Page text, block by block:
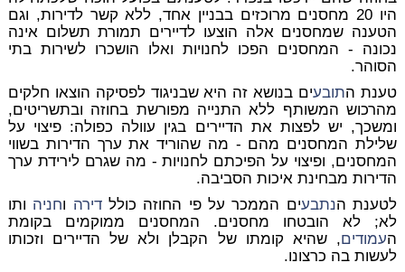
היו 20 מחסנים מרוכזים בבניין אחד, ללא קשר לדירות, וגם
הטענה שמחסנים אלה הוצעו לדיירים תמורת תשלום אינה
נכונה - המחסנים הפכו לחנויות ואלו הושכרו לשירות בתי
הסוהר.
טענת התובעים בנושא זה היא שבניגוד לפסיקה הוצאו חלקים
מהרכוש המשותף ללא התנייה מפורשת בחוזה ובתשריטים,
ומשכך, יש לפצות את הדיירים בגין עוולה כפולה: פיצוי על
שלילת המחסנים מהם - מה שהוריד את ערך הדירות בשווי
המחסנים, ופיצוי על הפיכתם לחנויות - מה שגרם לירידת ערך
הדירות מבחינת איכות הסביבה.
לטענת הנתבעים הממכר על פי החוזה כוללדירה וחניה ותו
לא; לא הובטחו מחסנים. המחסנים ממוקמים בקומת
העמודים, שהיא קומתו של הקבלן ולא של הדיירים וזכותו
לעשות בה כרצונו.